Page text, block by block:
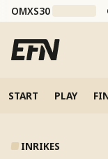
OMXS30
START PLAY
INRIKES